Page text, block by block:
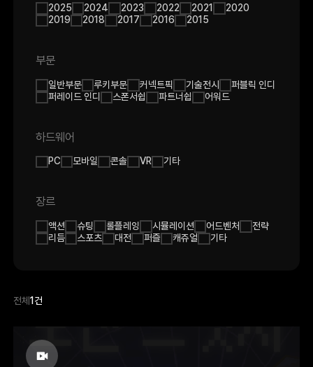
2025 2024 2023 2022 2021
2020
2019
2018 2017 2016 2015
부문
일반부문 루키부문 커넥트픽 기술전시
퍼블릭 인디
퍼레이드 인디
스폰서쉽 파트너쉽 어워드
하드웨어
PC 모바일 콘솔 VR 기타
장르
액션 슈팅 롤플레잉 시뮬레이션 어드벤처
전략
리듬
스포츠 대전 퍼즐 캐쥬얼 기타
전체 1건